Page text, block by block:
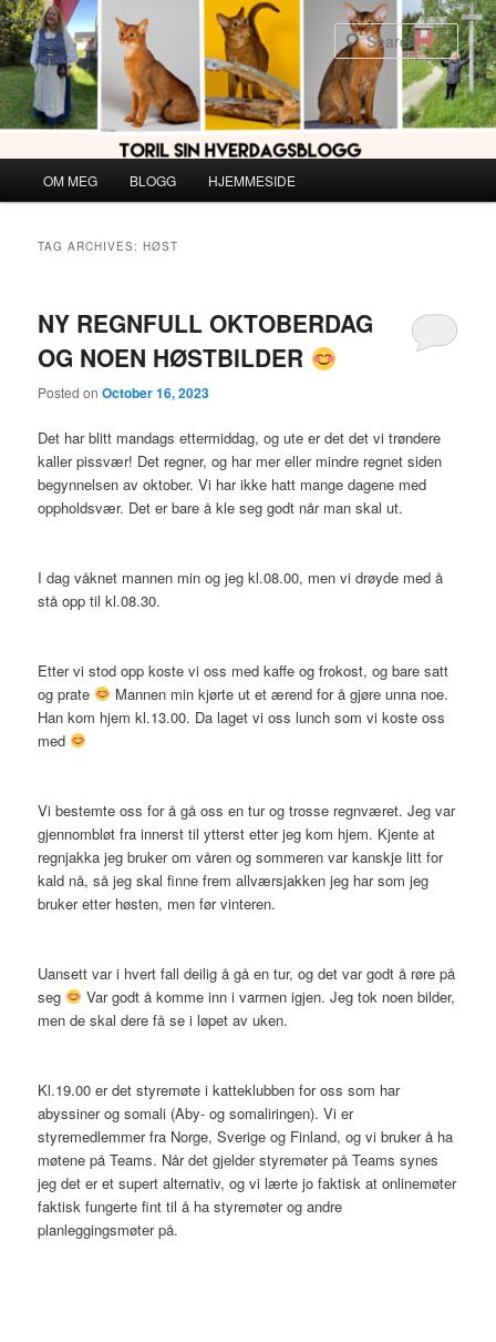
Skip
to
primary
content
Skip
to
secondary
content
OM MEG BLOGG HJEMMESIDE
TAG ARCHIVES:HØST
NY REGNFULL OKTOBERDAG
OG NOEN HØSTBILDER
Posted onOctober 16, 2023
Det har blitt mandags ettermiddag, og ute er det det vi trøndere
kaller pissvær! Det regner, og har mer eller mindre regnet siden
begynnelsen av oktober. Vi har ikke hatt mange dagene med
oppholdsvær. Det er bare å kle seg godt når man skal ut.
I dag våknet mannen min og jeg kl.08.00, men vi drøyde med å
stå opp til kl.08.30.
Etter vi stod opp koste vi oss med kaffe og frokost, og bare satt
og prate
Mannen min kjørte ut et ærend for å gjøre unna noe.
Han kom hjem kl.13.00. Da laget vi oss lunch som vi koste oss
med
Vi bestemte oss for å gå oss en tur og trosse regnværet. Jeg var
gjennombløt fra innerst til ytterst etter jeg kom hjem. Kjente at
regnjakka jeg bruker om våren og sommeren var kanskje litt for
kald nå, så jeg skal finne frem allværsjakken jeg har som jeg
bruker etter høsten, men før vinteren.
Uansett var i hvert fall deilig å gå en tur, og det var godt å røre på
seg
Var godt å komme inn i varmen igjen. Jeg tok noen bilder,
men de skal dere få se i løpet av uken.
Kl.19.00 er det styremøte i katteklubben for oss som har
abyssiner og somali (Aby- og somaliringen). Vi er
styremedlemmer fra Norge, Sverige og Finland, og vi bruker å ha
møtene på Teams. Når det gjelder styremøter på Teams synes
jeg det er et supert alternativ, og vi lærte jo faktisk at onlinemøter
faktisk fungerte fint til å ha styremøter og andre
planleggingsmøter på.